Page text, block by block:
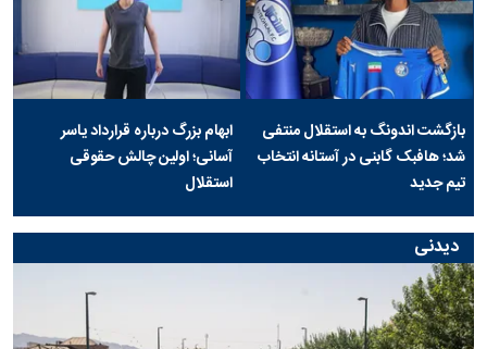
بازگشت اندونگ به استقلال منتفی
شد؛ هافبک گابنی در آستانه انتخاب
تیم جدید
ابهام بزرگ درباره قرارداد یاسر
آسانی؛ اولین چالش حقوقی
استقلال
دیدنی